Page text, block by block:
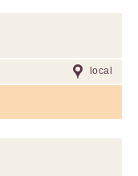
local